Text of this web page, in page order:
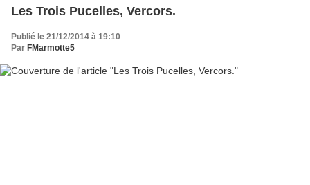
Les Trois Pucelles, Vercors.
Publié le 21/12/2014 à 19:10
Par FMarmotte5